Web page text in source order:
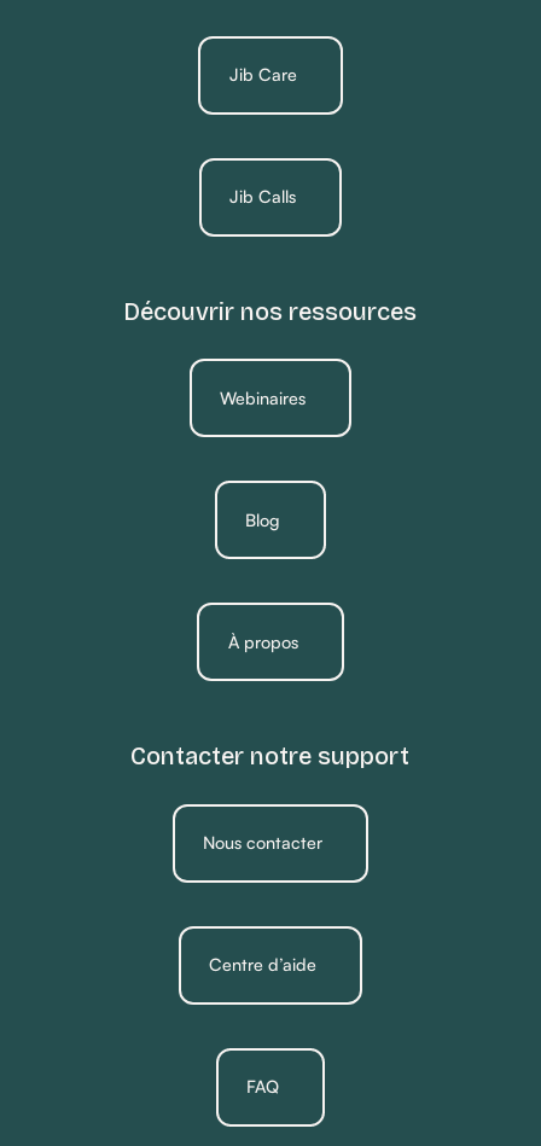
Jib Care
Jib Calls
Découvrir nos ressources
Webinaires
Blog
À propos
Contacter notre support
Nous contacter
Centre d’aide
FAQ